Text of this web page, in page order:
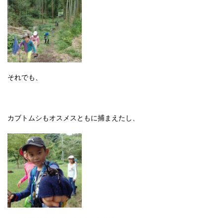
それでも、
カブトムシもオスメスともに捕まえたし、